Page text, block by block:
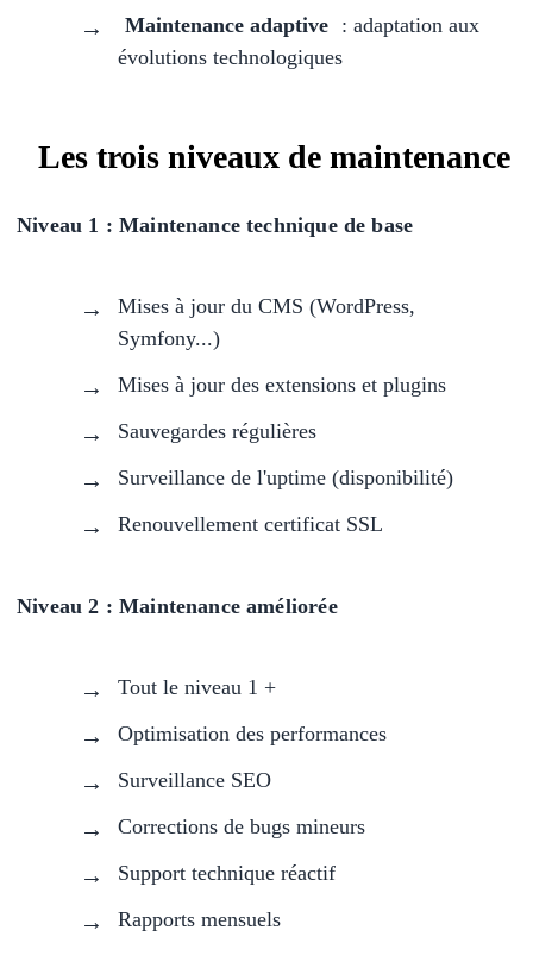
Maintenance adaptive : adaptation aux
évolutions technologiques
Les trois niveaux de maintenance
Niveau 1 : Maintenance technique de base
Mises à jour du CMS (WordPress,
Symfony...)
Mises à jour des extensions et plugins
Sauvegardes régulières
Surveillance de l'uptime (disponibilité)
Renouvellement certificat SSL
Niveau 2 : Maintenance améliorée
Tout le niveau 1 +
Optimisation des performances
Surveillance SEO
Corrections de bugs mineurs
Support technique réactif
Rapports mensuels